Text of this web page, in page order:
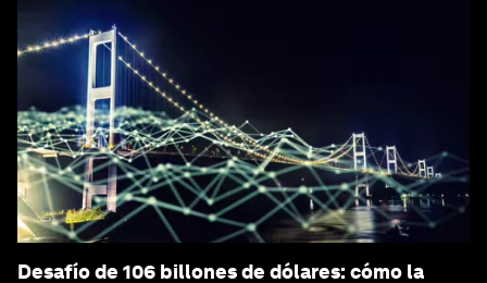
Desafío de 106 billones de dólares: cómo la